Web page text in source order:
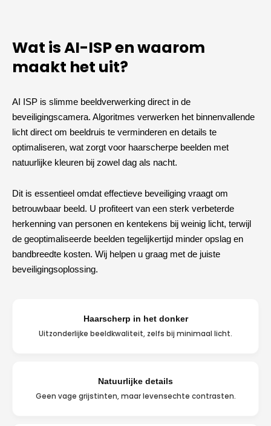
Wat is AI-ISP en waarom
maakt het uit?
AI ISP is slimme beeldverwerking direct in de
beveiligingscamera. Algoritmes verwerken het binnenvallende
licht direct om beeldruis te verminderen en details te
optimaliseren, wat zorgt voor haarscherpe beelden met
natuurlijke kleuren bij zowel dag als nacht.
Dit is essentieel omdat effectieve beveiliging vraagt om
betrouwbaar beeld. U profiteert van een sterk verbeterde
herkenning van personen en kentekens bij weinig licht, terwijl
de geoptimaliseerde beelden tegelijkertijd minder opslag en
bandbreedte kosten. Wij helpen u graag met de juiste
beveiligingsoplossing.
Haarscherp in het donker
Uitzonderlijke beeldkwaliteit, zelfs bij minimaal licht.
Natuurlijke details
Geen vage grijstinten, maar levensechte contrasten.